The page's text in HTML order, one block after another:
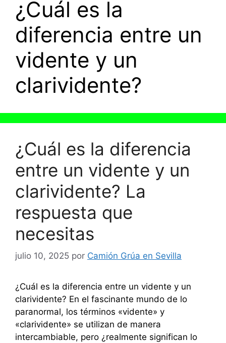
¿Cuál es la
diferencia entre un
vidente y un
clarividente?
¿Cuál es la diferencia
entre un vidente y un
clarividente? La
respuesta que
necesitas
julio 10, 2025 por Camión Grúa en Sevilla
¿Cuál es la diferencia entre un vidente y un
clarividente? En el fascinante mundo de lo
paranormal, los términos «vidente» y
«clarividente» se utilizan de manera
intercambiable, pero ¿realmente significan lo